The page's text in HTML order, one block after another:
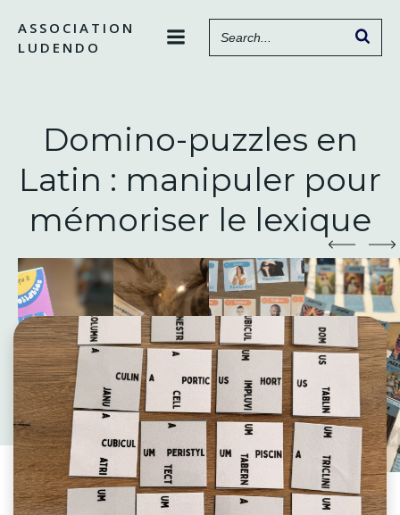
contenu
ASSOCIATION
LUDENDO
Domino-puzzles en
Latin : manipuler pour
mémoriser le lexique